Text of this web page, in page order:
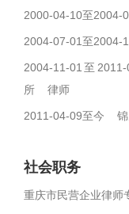
2000-04-10至
2004-07-01至
2004-11-01至
所 律师
2011-04-09至今 锦
社会职务
重庆市民营企业律师